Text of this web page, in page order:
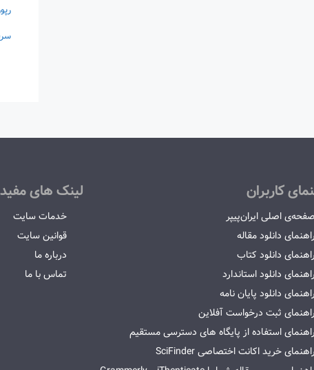
کاربران
صفحه‌ی اصلی ایران‌پیپر
راهنمای دانلود مقاله
راهنمای دانلود کتاب
راهنمای دانلود استاندارد
راهنمای دانلود پایان نامه
راهنمای ثبت درخواست آفلاین
راهنمای استفاده از پایگاه های دسترسی مستقیم
راهنمای خرید اکانت اختصاصی SciFinder
لینک های مفید
خدمات سایت
قوانین سایت
درباره ما
تماس با ما